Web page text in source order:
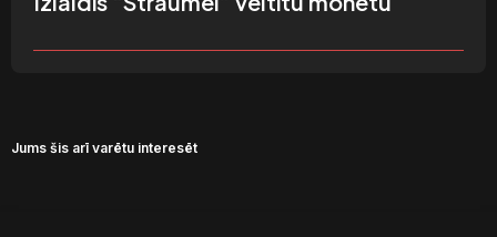
Jums šis arī varētu interesēt